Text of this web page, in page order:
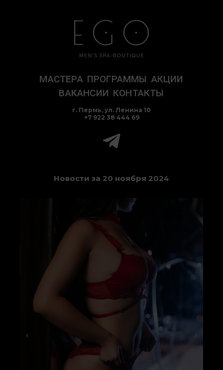
МАСТЕРА ПРОГРАММЫ АКЦИИ
ВАКАНСИИ КОНТАКТЫ
г. Пермь, ул. Ленина 10
+7 922 38 444 69
Новости за 20 ноября 2024